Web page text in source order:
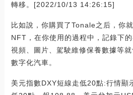
轉移。[2022/10/13 14:26:15]
比如說，你購買了Tonale之后，你
NFT，在你使用的過程中，記錄下
視頻、圖片、駕駛維修保養數據等
數字化汽車。
美元指數DXY短線走低20點:行情顯